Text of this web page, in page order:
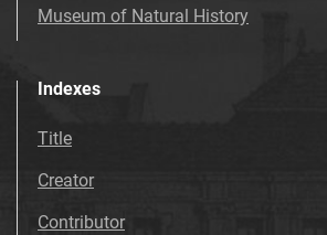
Museum of Natural History
Indexes
Title
Creator
Contributor